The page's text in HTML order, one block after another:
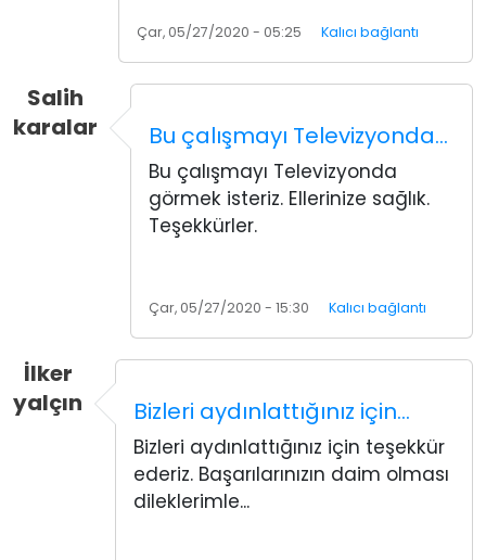
Çar, 05/27/2020 - 05:25 Kalıcı bağlantı
Salih
karalar
Bu çalışmayı Televizyonda…
Bu çalışmayı Televizyonda
görmek isteriz. Ellerinize sağlık.
Teşekkürler.
Çar, 05/27/2020 - 15:30 Kalıcı bağlantı
İlker
yalçın
Bizleri aydınlattığınız için…
Bizleri aydınlattığınız için teşekkür
ederiz. Başarılarınızın daim olması
dileklerimle...